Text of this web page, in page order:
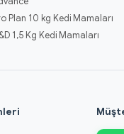
Plan 10 kg Kedi Mamaları
1,5 Kg Kedi Mamaları